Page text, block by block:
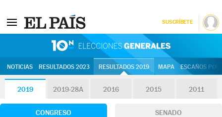
SUSCRÍBETE
NOTICIAS RESULTADOS 2023 RESULTADOS 2019 MAPA ESCAÑOS
2019 2019-28A 2016 2015 2011
CONGRESO SENADO